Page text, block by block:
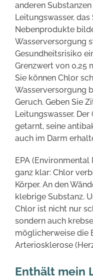
anderen
Leitungswasser,
Nebenprodukte
Wasserversorgung
Gesundheitsrisiko
Grenzwert von 0,25
Sie können Chlor
Wasserversorgung
Geruch. Geben Sie
Leitungswasser.
getarnt, seine
auch im Darm
EPA
ganz klar: Chlor
Körper. An den
klebrige Substanz.
Chlor ist nicht nur
sondern auch
möglicherweise die
Arteriosklerose
Enthält mein